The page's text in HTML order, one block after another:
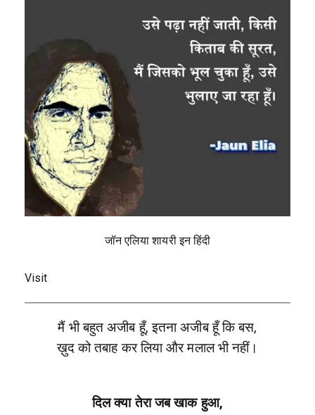
जॉन एलिया शायरी इन हिंदी
Visit
मैं भी बहुत अजीब हूँ, इतना अजीब हूँ कि बस,
ख़ुद को तबाह कर लिया और मलाल भी नहीं।
दिल क्या तेरा जब खाक हुआ,